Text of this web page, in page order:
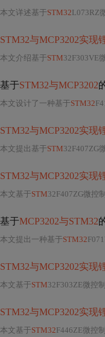
本文详述基于STM32L073RZ
STM32与MCP3202实现
本文介绍基于STM32F303VE
基于STM32与MCP3202
本文设计了一种基于STM32
STM32与MCP3202实现
本文提出基于STM32F407ZG
STM32与MCP3202实现
本文基于STM32F407ZG微控
基于MCP3202与STM32
本文提出一种基于STM32
STM32与MCP3202实现
本文基于STM32F303ZE微控
STM32与MCP3202实现
本文基于STM32F446ZE微控